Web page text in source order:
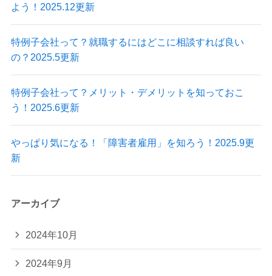
よう！2025.12更新
特例子会社って？就職するにはどこに相談すれば良い
の？2025.5更新
特例子会社って？メリット・デメリットを知っておこ
う！2025.6更新
やっぱり気になる！「障害者雇用」を知ろう！2025.9更
新
アーカイブ
2024年10月
2024年9月